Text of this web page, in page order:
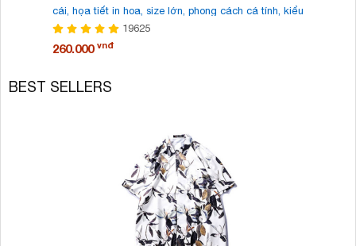
cái, họa tiết in hoa, size lớn, phong cách cá tính, kiểu
dáng thời trang, mẫu mới mùa thu này
19625
260.000 vnđ
BEST SELLERS